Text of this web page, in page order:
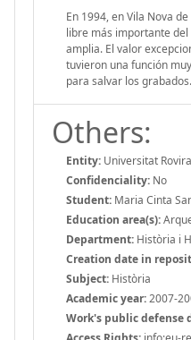
En 1994, en Vila Nova
libre más importante
amplia. El valor
tuvieron una función
para salvar los grabados.
Others:
Entity: Universitat
Confidenciality: No
Student: Maria Cinta
Education area(s):
Department: Història i
Creation date in
Subject: Història
Academic year:2007-
Work's public defense